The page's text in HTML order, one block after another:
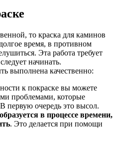
то краска для каминов
время, в противном
Эта работа требует
начинать.
выполнена качественно:
к покраске вы можете
проблемами, которые
первую очередь это высол.
в процессе времени,
. Это делается при помощи